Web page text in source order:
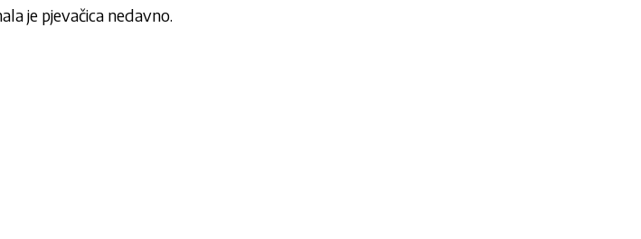
je pjevačica nedavno.